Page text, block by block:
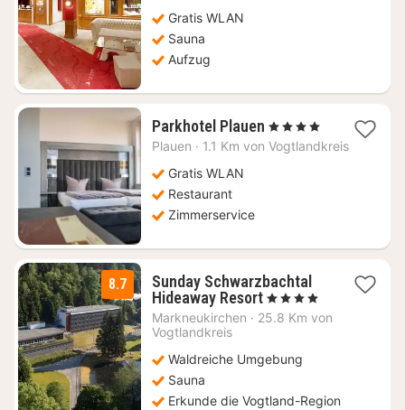
Gratis WLAN
Sauna
Aufzug
Parkhotel Plauen 1
Nacht
, 4 Sterne
Plauen · 1.1 Km von Vogtlandkreis
Gratis WLAN
Restaurant
Zimmerservice
8.7
Sunday Schwarzbachtal
Hideaway Resort1
Nacht
€
, 4 Sterne
Markneukirchen · 25.8 Km von
Vogtlandkreis
Waldreiche Umgebung
Sauna
Erkunde die Vogtland-Region